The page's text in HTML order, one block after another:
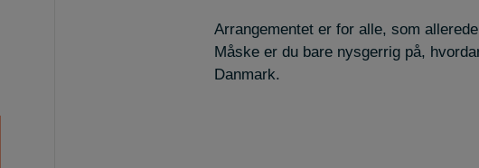
Arrangementet er for alle, som
Måske er du bare nysgerrig på,
Danmark.